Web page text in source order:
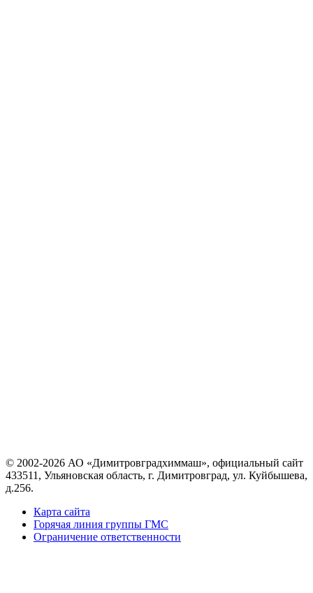
© 2002-2026 АО «Димитровградхиммаш», официальный сайт
433511, Ульяновская область, г. Димитровград, ул. Куйбышева,
д.256.
Карта сайта
Горячая линия группы ГМС
Ограничение ответственности